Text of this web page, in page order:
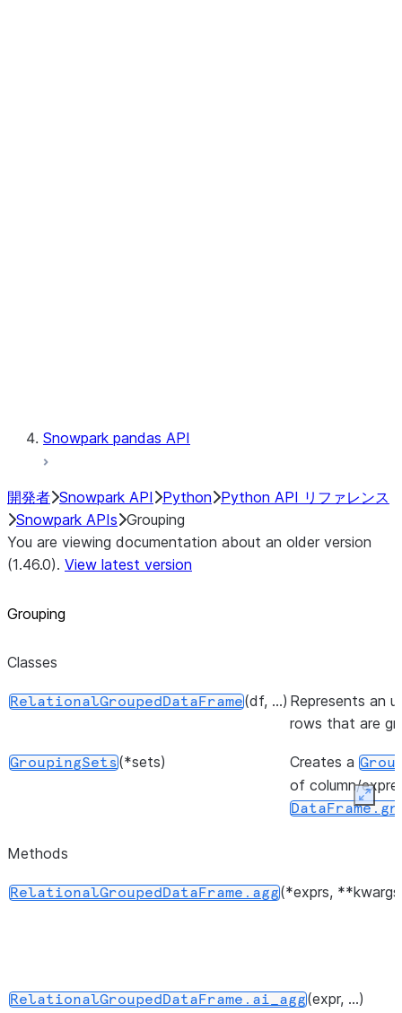
Snowpark pandas API
開発者 Snowpark API Python Python API リファレンス
Snowpark APIs Grouping
You are viewing documentation about an older version
(1.46.0). View latest version
Grouping
Classes
RelationalGroupedDataFrame(df, ...) Represents an
rows that are
GroupingSets(*sets) Creates a
of column/
Methods
RelationalGroupedDataFrame.agg(*exprs,
RelationalGroupedDataFrame.ai_agg(expr, ...)